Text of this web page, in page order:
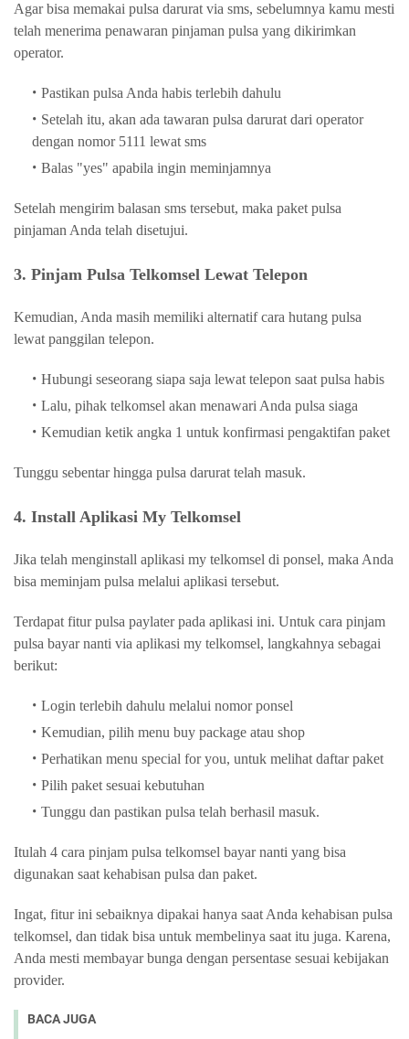
Agar bisa memakai pulsa darurat via sms, sebelumnya kamu mesti
telah menerima penawaran pinjaman pulsa yang dikirimkan
operator.
Pastikan pulsa Anda habis terlebih dahulu
Setelah itu, akan ada tawaran pulsa darurat dari operator
dengan nomor 5111 lewat sms
Balas "yes" apabila ingin meminjamnya
Setelah mengirim balasan sms tersebut, maka paket pulsa
pinjaman Anda telah disetujui.
3. Pinjam Pulsa Telkomsel Lewat Telepon
Kemudian, Anda masih memiliki alternatif cara hutang pulsa
lewat panggilan telepon.
Hubungi seseorang siapa saja lewat telepon saat pulsa habis
Lalu, pihak telkomsel akan menawari Anda pulsa siaga
Kemudian ketik angka 1 untuk konfirmasi pengaktifan paket
Tunggu sebentar hingga pulsa darurat telah masuk.
4. Install Aplikasi My Telkomsel
Jika telah menginstall aplikasi my telkomsel di ponsel, maka Anda
bisa meminjam pulsa melalui aplikasi tersebut.
Terdapat fitur pulsa paylater pada aplikasi ini. Untuk cara pinjam
pulsa bayar nanti via aplikasi my telkomsel, langkahnya sebagai
berikut:
Login terlebih dahulu melalui nomor ponsel
Kemudian, pilih menu buy package atau shop
Perhatikan menu special for you, untuk melihat daftar paket
Pilih paket sesuai kebutuhan
Tunggu dan pastikan pulsa telah berhasil masuk.
Itulah 4 cara pinjam pulsa telkomsel bayar nanti yang bisa
digunakan saat kehabisan pulsa dan paket.
Ingat, fitur ini sebaiknya dipakai hanya saat Anda kehabisan pulsa
telkomsel, dan tidak bisa untuk membelinya saat itu juga. Karena,
Anda mesti membayar bunga dengan persentase sesuai kebijakan
provider.
BACA JUGA